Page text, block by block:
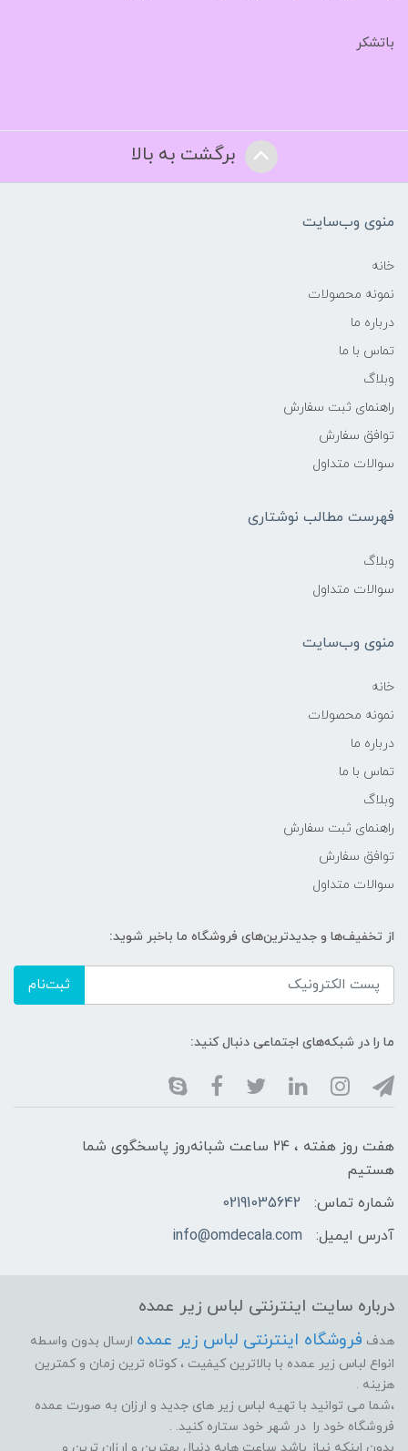
باتشکر
برگشت به بالا
منوی وب‌سایت
خانه
نمونه محصولات
درباره ما
تماس با ما
وبلاگ
راهنمای ثبت سفارش
توافق سفارش
سوالات متداول
فهرست مطالب نوشتاری
وبلاگ
سوالات متداول
منوی وب‌سایت
خانه
نمونه محصولات
درباره ما
تماس با ما
وبلاگ
راهنمای ثبت سفارش
توافق سفارش
سوالات متداول
از تخفیف‌ها و جدیدترین‌های فروشگاه ما باخبر شوید:
ثبت‌نام
ما را در شبکه‌های اجتماعی دنبال کنید:
هفت روز هفته ، ۲۴ ساعت شبانه‌روز پاسخگوی شما
هستیم
شماره تماس:
02191035642
آدرس ایمیل:
info@omdecala.com
درباره سایت اینترنتی لباس زیر عمده
هدف فروشگاه اینترنتی لباس زیر عمده ارسال بدون واسطه
انواع لباس زیر عمده با بالاترین کیفیت ، کوتاه ترین زمان و کمترین
هزینه .
،شما می توانید با تهیه لباس زیر های جدید و ارزان به صورت عمده
فروشگاه خود را در شهر خود ستاره کنید. .